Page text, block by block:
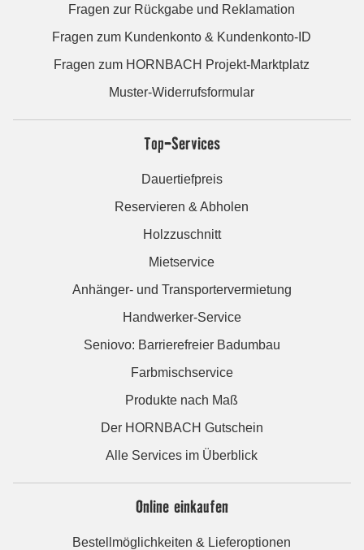
Fragen zur Rückgabe und Reklamation
Fragen zum Kundenkonto & Kundenkonto-ID
Fragen zum HORNBACH Projekt-Marktplatz
Muster-Widerrufsformular
Top-Services
Dauertiefpreis
Reservieren & Abholen
Holzzuschnitt
Mietservice
Anhänger- und Transportervermietung
Handwerker-Service
Seniovo: Barrierefreier Badumbau
Farbmischservice
Produkte nach Maß
Der HORNBACH Gutschein
Alle Services im Überblick
Online einkaufen
Bestellmöglichkeiten & Lieferoptionen